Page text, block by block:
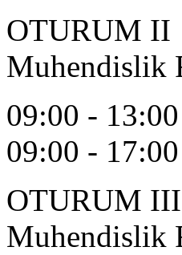
OTURUM II
Muhendislik
09:00 -
09:00 -
OTURUM III
Muhendislik